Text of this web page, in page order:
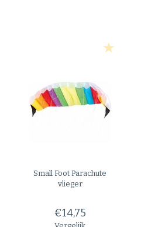
Small Foot Parachute
vlieger
€14,75